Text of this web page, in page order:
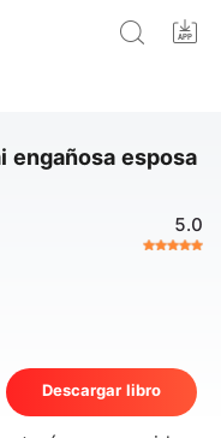
engañosa esposa
5.0
Descargar libro